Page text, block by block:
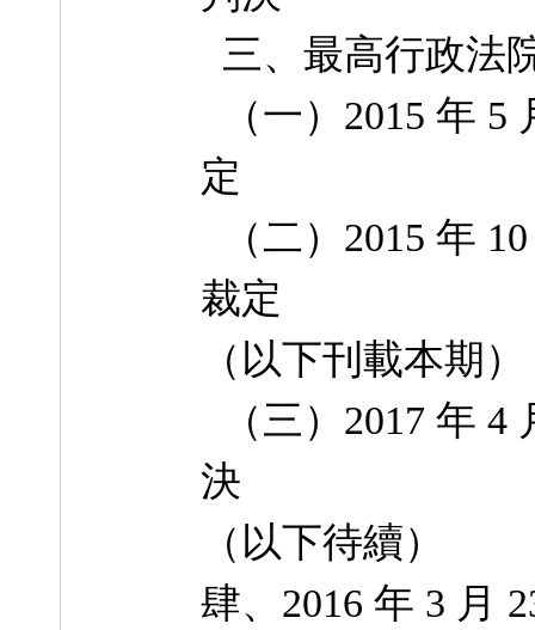
三、最高行政法
（一）2015 年 5
定
（二）2015 年
裁定
（以下刊載本期）
（三）2017 年 4
決
（以下待續）
肆、2016 年 3 月